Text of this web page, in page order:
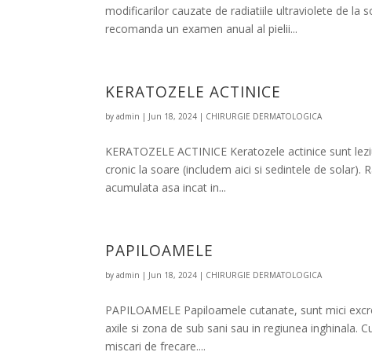
modificarilor cauzate de radiatiile ultraviolete de la
recomanda un examen anual al pielii...
KERATOZELE ACTINICE
byadmin | Jun 18, 2024 | CHIRURGIE DERMATOLOGICA
KERATOZELE ACTINICE Keratozele actinice sunt
cronic la soare (includem aici si sedintele de solar).
acumulata asa incat in...
PAPILOAMELE
byadmin | Jun 18, 2024 | CHIRURGIE DERMATOLOGICA
PAPILOAMELE Papiloamele cutanate, sunt mici
axile si zona de sub sani sau in regiunea inghinala.
miscari de frecare....